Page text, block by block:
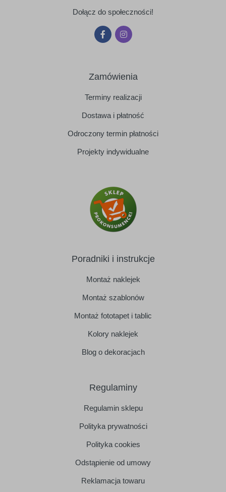
Dołącz do społeczności!
Zamówienia
Terminy realizacji
Dostawa i płatność
Odroczony termin płatności
Projekty indywidualne
Poradniki i instrukcje
Montaż naklejek
Montaż szablonów
Montaż fototapet i tablic
Kolory naklejek
Blog o dekoracjach
Regulaminy
Regulamin sklepu
Polityka prywatności
Polityka cookies
Odstąpienie od umowy
Reklamacja towaru